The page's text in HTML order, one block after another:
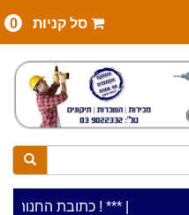
סל קניות 0
***כתובת החנות: רח' המלאכה 2, ביתן 8 (כניסה***כלי עבודה להשכרה בתעריף יומי משתלם ! ***